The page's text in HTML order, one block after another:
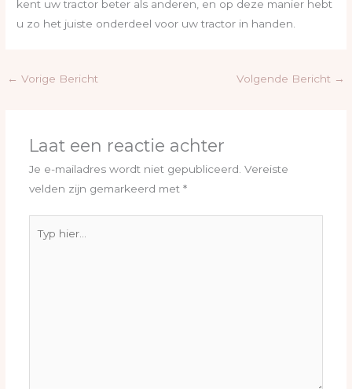
kent uw tractor beter als anderen, en op deze manier hebt
u zo het juiste onderdeel voor uw tractor in handen.
← Vorige Bericht Volgende Bericht →
Laat een reactie achter
Je e-mailadres wordt niet gepubliceerd. Vereiste
velden zijn gemarkeerd met *
hier...